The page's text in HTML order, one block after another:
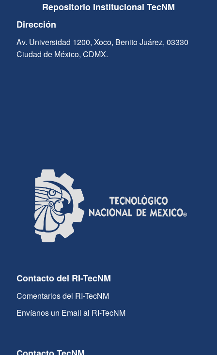
Repositorio Institucional TecNM
Dirección
Av. Universidad 1200, Xoco, Benito Juárez, 03330
Ciudad de México, CDMX.
Contacto del RI-TecNM
Comentarios del RI-TecNM
Envíanos un Email al RI-TecNM